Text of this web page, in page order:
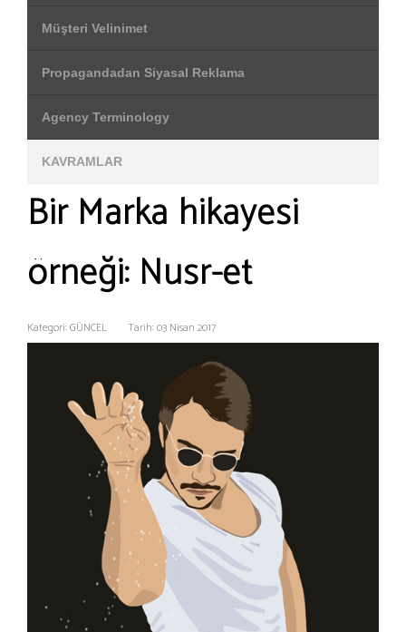
Müşteri Velinimet
Propagandadan Siyasal Reklama
Agency Terminology
KAVRAMLAR
Bir Marka hikayesi
örneği: Nusr-et
Kategori: GÜNCEL Tarih: 03 Nisan 2017